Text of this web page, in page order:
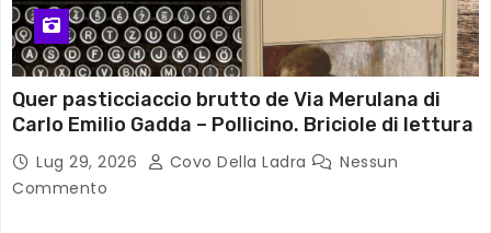
Quer pasticciaccio brutto de Via Merulana di
Carlo Emilio Gadda – Pollicino. Briciole di lettura
Lug 29, 2026 Covo Della Ladra
Nessun
Commento